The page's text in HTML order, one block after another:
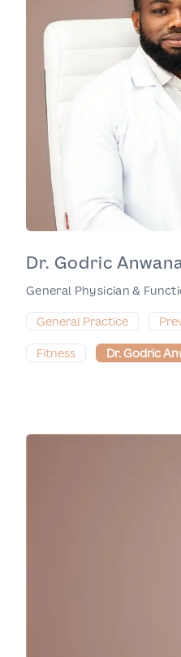
Dr. Godric
General Physician &
General Practice
Fitness Dr. Godric